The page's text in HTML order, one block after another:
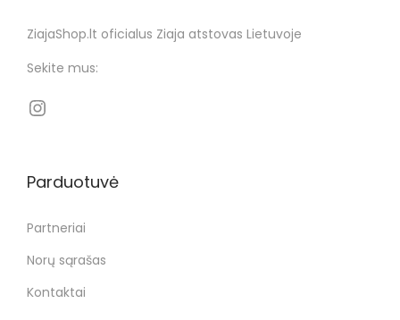
ZiajaShop.lt oficialus Ziaja atstovas Lietuvoje
Sekite mus:
Parduotuvė
Partneriai
Norų sąrašas
Kontaktai